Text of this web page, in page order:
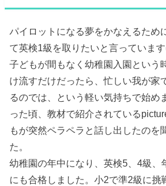
パイロットになる夢をかなえるため
て英検1級を取りたいと言っています(
子どもが間もなく幼稚園入園という
け流すだけだったら、忙しい我が家
るのでは、という軽い気持ちで始め
った頃、教材で紹介されている
もが突然ペラペラと話し出したのを
た。
幼稚園の年中になり、英検5、4級、
にも合格しました。小2で準2級に挑